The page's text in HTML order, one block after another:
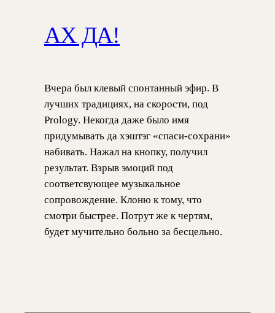
АХ ДА!
Вчера был клевый спонтанный эфир. В
лучших традициях, на скорости, под
Prology. Некогда даже было имя
придумывать да хэштэг «спаси-сохрани»
набивать. Нажал на кнопку, получил
результат. Взрыв эмоций под
соответсвующее музыкальное
сопровождение. Клоню к тому, что
смотри быстрее. Потрут же к чертям,
будет мучительно больно за бесцельно.